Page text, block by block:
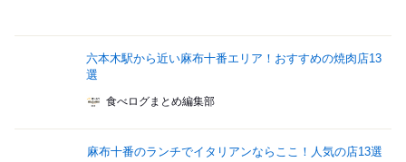
六本木駅から近い麻布十番エリア！おすすめの焼肉店13
選
食べログまとめ編集部
麻布十番のランチでイタリアンならここ！人気の店13選